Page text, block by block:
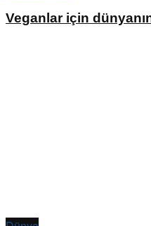
Veganlar için